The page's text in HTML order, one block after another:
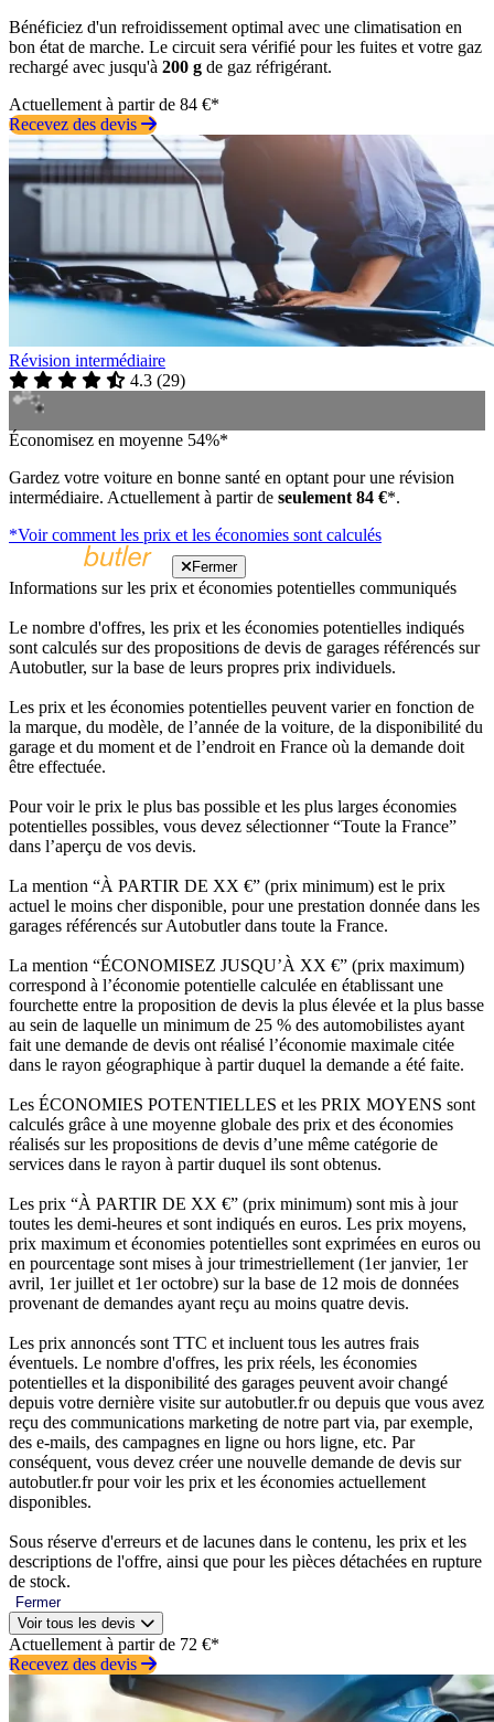
Bénéficiez d'un refroidissement optimal avec une climatisation en
bon état de marche. Le circuit sera vérifié pour les fuites et votre gaz
rechargé avec jusqu'à 200 g de gaz réfrigérant.
Actuellement à partir de 84 €*
Recevez des devis
Révision intermédiaire
4.3 (29)
Économisez en moyenne 54%*
Gardez votre voiture en bonne santé en optant pour une révision
intermédiaire. Actuellement à partir de seulement 84 €*.
*Voir comment les prix et les économies sont calculés
Fermer
Informations sur les prix et économies potentielles communiqués
Le nombre d'offres, les prix et les économies potentielles indiqués
sont calculés sur des propositions de devis de garages référencés sur
Autobutler, sur la base de leurs propres prix individuels.
Les prix et les économies potentielles peuvent varier en fonction de
la marque, du modèle, de l’année de la voiture, de la disponibilité du
garage et du moment et de l’endroit en France où la demande doit
être effectuée.
Pour voir le prix le plus bas possible et les plus larges économies
potentielles possibles, vous devez sélectionner “Toute la France”
dans l’aperçu de vos devis.
La mention “À PARTIR DE XX €” (prix minimum) est le prix
actuel le moins cher disponible, pour une prestation donnée dans les
garages référencés sur Autobutler dans toute la France.
La mention “ÉCONOMISEZ JUSQU’À XX €” (prix maximum)
correspond à l’économie potentielle calculée en établissant une
fourchette entre la proposition de devis la plus élevée et la plus basse
au sein de laquelle un minimum de 25 % des automobilistes ayant
fait une demande de devis ont réalisé l’économie maximale citée
dans le rayon géographique à partir duquel la demande a été faite.
Les ÉCONOMIES POTENTIELLES et les PRIX MOYENS sont
calculés grâce à une moyenne globale des prix et des économies
réalisés sur les propositions de devis d’une même catégorie de
services dans le rayon à partir duquel ils sont obtenus.
Les prix “À PARTIR DE XX €” (prix minimum) sont mis à jour
toutes les demi-heures et sont indiqués en euros. Les prix moyens,
prix maximum et économies potentielles sont exprimées en euros ou
en pourcentage sont mises à jour trimestriellement (1er janvier, 1er
avril, 1er juillet et 1er octobre) sur la base de 12 mois de données
provenant de demandes ayant reçu au moins quatre devis.
Les prix annoncés sont TTC et incluent tous les autres frais
éventuels. Le nombre d'offres, les prix réels, les économies
potentielles et la disponibilité des garages peuvent avoir changé
depuis votre dernière visite sur autobutler.fr ou depuis que vous avez
reçu des communications marketing de notre part via, par exemple,
des e-mails, des campagnes en ligne ou hors ligne, etc. Par
conséquent, vous devez créer une nouvelle demande de devis sur
autobutler.fr pour voir les prix et les économies actuellement
disponibles.
Sous réserve d'erreurs et de lacunes dans le contenu, les prix et les
descriptions de l'offre, ainsi que pour les pièces détachées en rupture
de stock.
Fermer
Voir tous les devis
Actuellement à partir de 72 €*
Recevez des devis